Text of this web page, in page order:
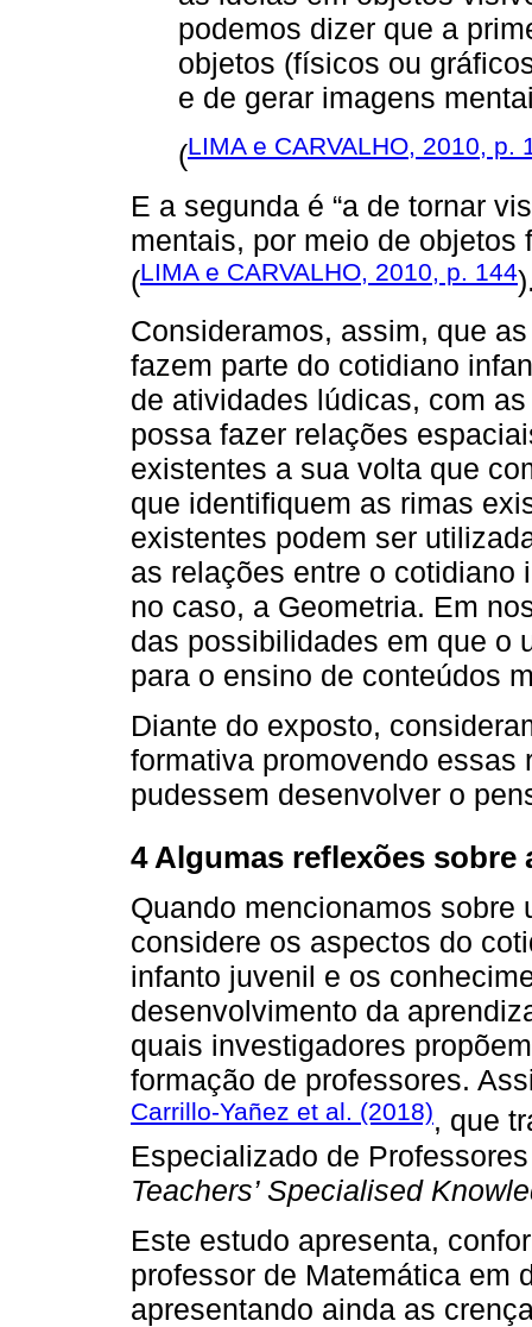
podemos dizer que a
objetos (físicos ou
e de gerar imagens
(LIMA e CARVALHO, 2010, p.
E a segunda é “a de tornar
mentais, por meio de objetos
(LIMA e CARVALHO, 2010, p. 144
Consideramos, assim, que
fazem parte do cotidiano
de atividades lúdicas, com
possa fazer relações
existentes a sua volta que
que identifiquem as rimas
existentes podem ser
as relações entre o cotidiano
no caso, a Geometria. Em
das possibilidades em que o
para o ensino de conteúdos
Diante do exposto,
formativa promovendo essas
pudessem desenvolver o
4 Algumas reflexões
Quando mencionamos sobre
considere os aspectos do
infanto juvenil e os
desenvolvimento da
quais investigadores
formação de professores.
Carrillo-Yañez et al. (2018), que
Especializado de
Teachers’ Specialised
Este estudo apresenta,
professor de Matemática em
apresentando ainda as